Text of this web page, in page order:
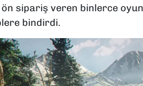
sipariş veren binlerce
bindirdi.